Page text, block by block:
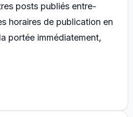
posts publiés entre-
horaires de publication en
portée immédiatement,